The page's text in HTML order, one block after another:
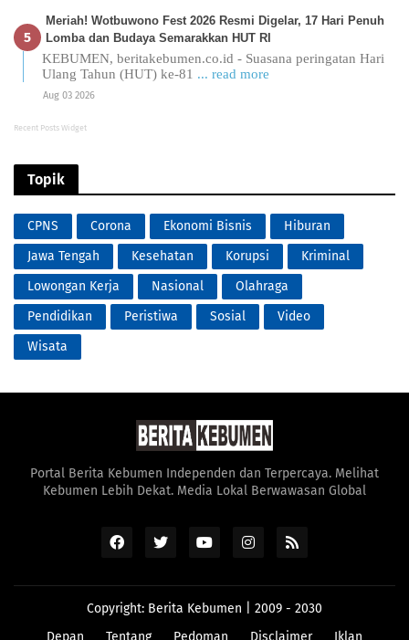
Meriah! Wotbuwono Fest 2026 Resmi Digelar, 17 Hari Penuh
Lomba dan Budaya Semarakkan HUT RI
KEBUMEN, beritakebumen.co.id - Suasana peringatan Hari
Ulang Tahun (HUT) ke-81 ... read more
Aug 03 2026
Recent Posts Widget
Topik
CPNS Corona Ekonomi Bisnis
Hiburan
Jawa Tengah
Kesehatan Korupsi
Kriminal
Lowongan Kerja
Nasional
Olahraga
Pendidikan
Peristiwa Sosial
Video
Wisata
Portal Berita Kebumen Independen dan Terpercaya. Melihat
Kebumen Lebih Dekat. Media Lokal Berwawasan Global
Copyright: Berita Kebumen | 2009 - 2030
Depan
Tentang Pedoman Disclaimer Iklan